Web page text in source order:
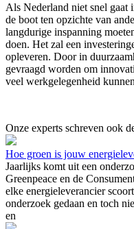
Als Nederland niet snel gaat
de boot ten opzichte van
langdurige inspanning
doen. Het zal een
opleveren. Door in
gevraagd worden om
veel werkgelegenheid
Onze experts schreven ook
Hoe groen is jouw
Jaarlijks komt uit een
Greenpeace en de
elke energieleverancier
onderzoek gedaan en toch
en